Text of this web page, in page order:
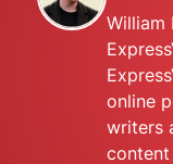
William
online
writers